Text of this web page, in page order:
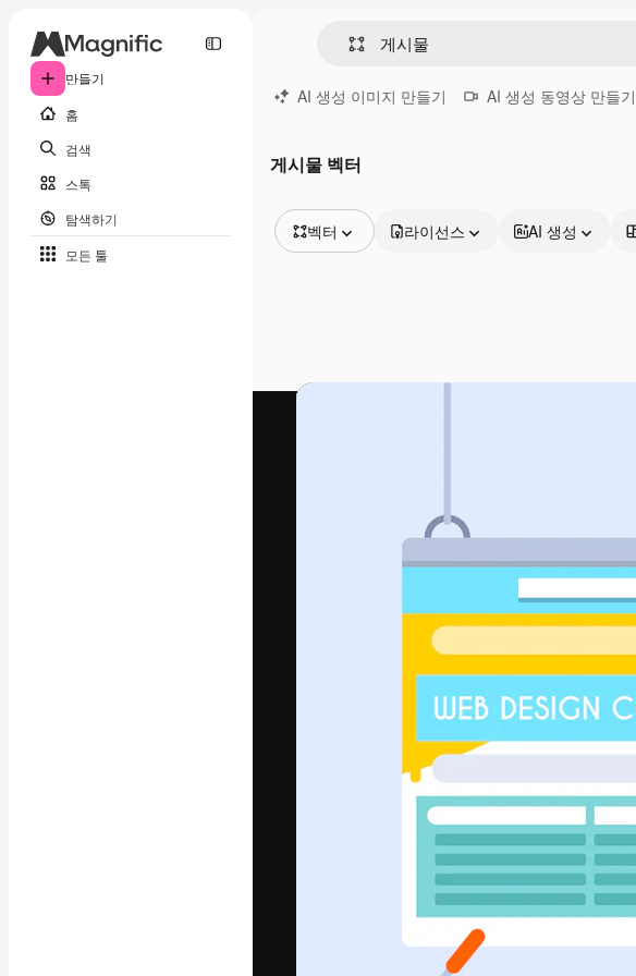
만들기
홈
검색
스톡
탐색하기
모든 툴
AI 생성 이미지 만들기 AI 생성 동영상 만들기
게시물 벡터
벡터
동영상
라이선스 AI 생성
최고의 결과물을 이끌어내는 크리에이
플랫폼. 크리에이터, 엔터프라이즈, 에
스튜디오를 아우르는 100만 명 이상
한국어
Copyright © 2010-2026Freepik Company